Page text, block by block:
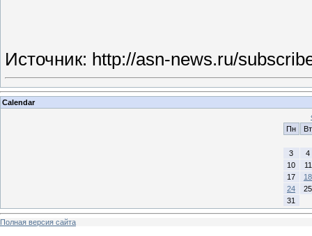
Источник: http://asn-news.ru/
Calendar
Пн
Вт
3
4
10
11
17
18
24
25
31
Полная версия сайта